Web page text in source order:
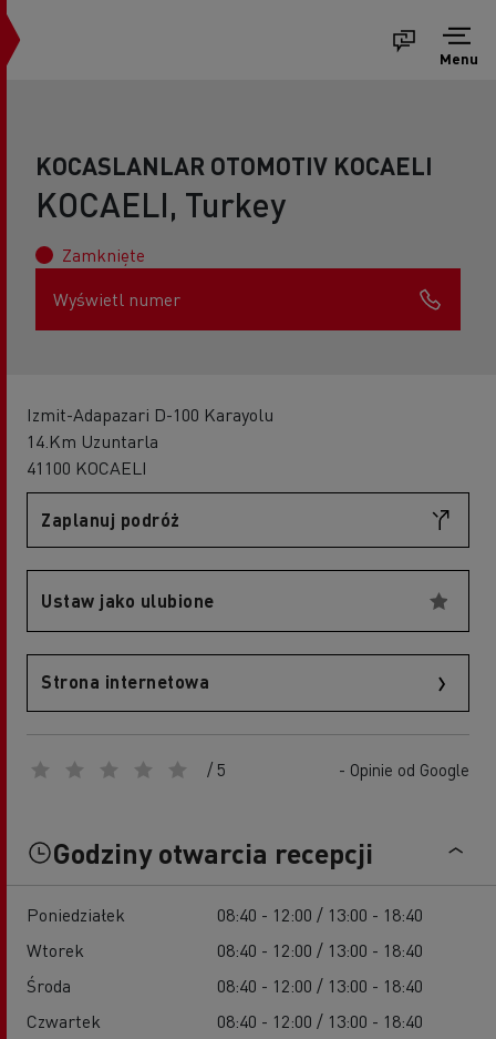
Menu
KOCASLANLAR OTOMOTIV KOCAELI
KOCAELI, Turkey
Zamknięte
Wyświetl numer
Izmit-Adapazari D-100 Karayolu
14.Km Uzuntarla
41100 KOCAELI
Zaplanuj podróż
Ustaw jako ulubione
Strona internetowa
/ 5 - Opinie od Google
Godziny otwarcia recepcji
Poniedziałek
08:40 - 12:00 / 13:00 - 18:40
Wtorek
08:40 - 12:00 / 13:00 - 18:40
Środa
08:40 - 12:00 / 13:00 - 18:40
Czwartek
08:40 - 12:00 / 13:00 - 18:40